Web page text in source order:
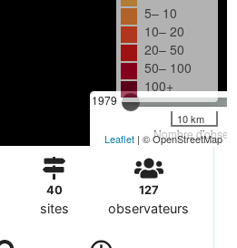
1979
Nombre
5– 10
10– 20
20– 50
50– 100
100+
10 km
Leaflet | © OpenStreetMap
40
sites
127
observateurs